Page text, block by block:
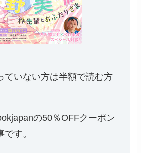
ていない方は半額で読む方
の50％OFFクーポン
す。